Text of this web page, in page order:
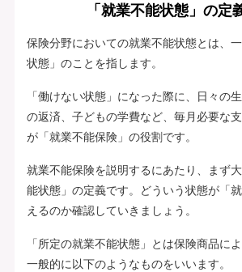
「就業不能状態」の定
保険分野においての就業不能状態とは、
状態」のことを指します。
「働けない状態」になった際に、日々の
の返済、子どもの学費など、毎月必要な
が「就業不能保険」の役割です。
就業不能保険を説明するにあたり、まず
能状態」の定義です。どういう状態が「
えるのか確認していきましょう。
「所定の就業不能状態」とは保険商品に
一般的に以下のようなものをいいます。